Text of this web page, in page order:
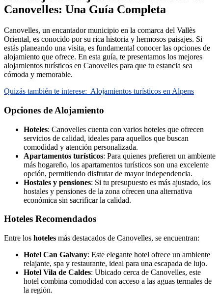
Canovelles: Una Guía Completa
Canovelles, un encantador municipio en la comarca del Vallès
Oriental, es conocido por su rica historia y hermosos paisajes. Si
estás planeando una visita, es fundamental conocer las opciones de
alojamiento que ofrece. En esta guía, te presentamos los mejores
alojamientos turísticos en Canovelles para que tu estancia sea
cómoda y memorable.
Quizás también te interese: Alojamientos turísticos en Alpens
Opciones de Alojamiento
Hoteles: Canovelles cuenta con varios hoteles que ofrecen
servicios de calidad, ideales para aquellos que buscan
comodidad y atención personalizada.
Apartamentos turísticos: Para quienes prefieren un ambiente
más hogareño, los apartamentos turísticos son una excelente
opción, permitiendo disfrutar de mayor independencia.
Hostales y pensiones: Si tu presupuesto es más ajustado, los
hostales y pensiones de la zona ofrecen una alternativa
económica sin sacrificar la calidad.
Hoteles Recomendados
Entre los hoteles más destacados de Canovelles, se encuentran:
Hotel Can Galvany: Este elegante hotel ofrece un ambiente
relajante, spa y restaurante, ideal para una escapada de lujo.
Hotel Vila de Caldes: Ubicado cerca de Canovelles, este
hotel combina comodidad con acceso a las aguas termales de
la región.